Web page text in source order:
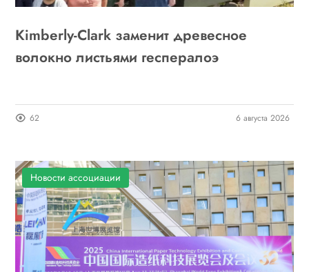
Kimberly-Clark заменит древесное
волокно листьями геспералоэ
62 6 августа 2026
Новости ассоциации